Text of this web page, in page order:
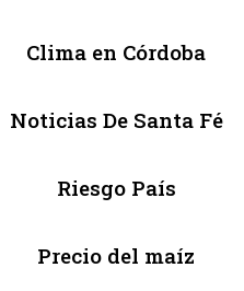
Clima en Córdoba
Noticias De Santa Fé
Riesgo País
Precio del maíz